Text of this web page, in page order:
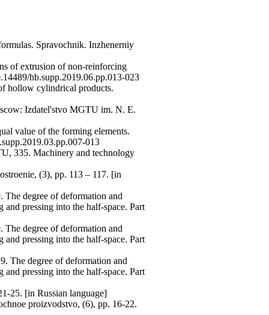
Spravochnik. Inzhenerniy
of extrusion of non-reinforcing
hb.supp.2019.06.pp.013-023
hollow cylindrical products.
Izdatel'stvo MGTU im. N. E.
value of the forming elements.
013
335. Machinery and technology
(3), pp. 113 – 117. [in
degree of deformation and
pressing into the half-space. Part
degree of deformation and
pressing into the half-space. Part
The degree of deformation and
pressing into the half-space. Part
25. [in Russian language]
proizvodstvo, (6), pp. 16-22.